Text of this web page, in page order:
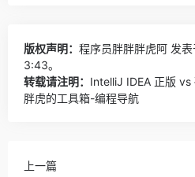
版权声明： 程序员胖胖胖虎阿 发
3:43。
转载请注明： IntelliJ IDEA 正版 vs
胖虎的工具箱-编程导航
上一篇